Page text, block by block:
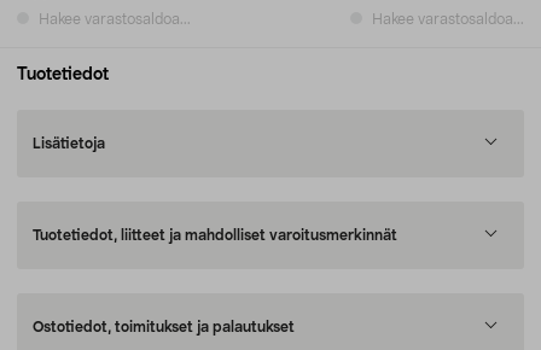
Hakee varastosaldoa... Hakee varastosaldoa...
Tuotetiedot
Lisätietoja
Tuotetiedot, liitteet ja mahdolliset varoitusmerkinnät
Ostotiedot, toimitukset ja palautukset